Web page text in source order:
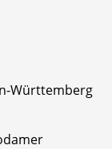
Württemberg